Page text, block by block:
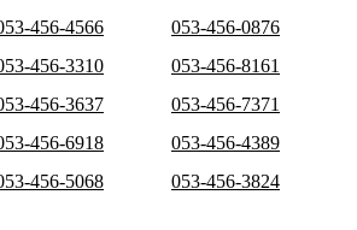
456-4566
053-456-0876
456-3310
053-456-8161
456-3637
053-456-7371
456-6918
053-456-4389
456-5068
053-456-3824